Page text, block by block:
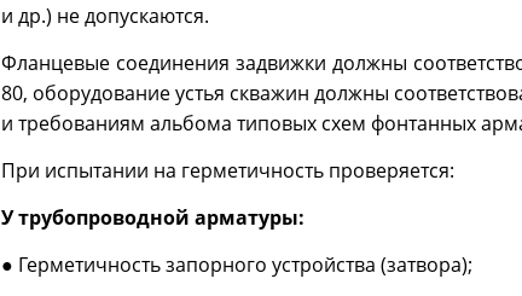
и др.) не допускаются.
Фланцевые соединения задвижки должны
80, оборудование устья скважин должны
и требованиям альбома типовых схем фонтанных
При испытании на герметичность проверяется:
У трубопроводной арматуры:
● Герметичность запорного устройства (затвора);